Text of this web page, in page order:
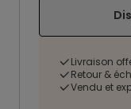
Livraison
Retour &
Vendu et